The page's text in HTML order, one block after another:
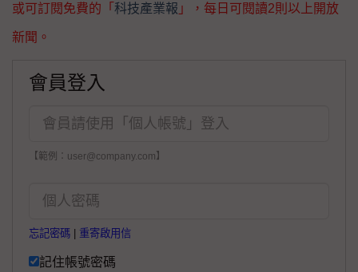
或可訂閱免費的「 科技產業報 」，每日可閱讀2則以上開放
新聞。
會員登入
【範例：user@company.com】
忘記密碼 重寄啟用信
記住帳號密碼